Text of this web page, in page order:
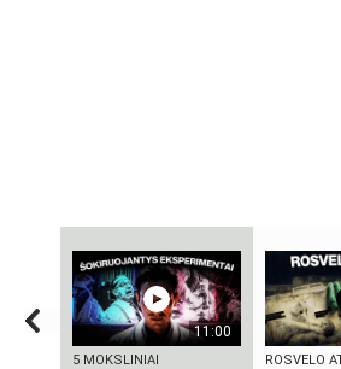
11:00
5 MOKSLINIAI
ROSVELO